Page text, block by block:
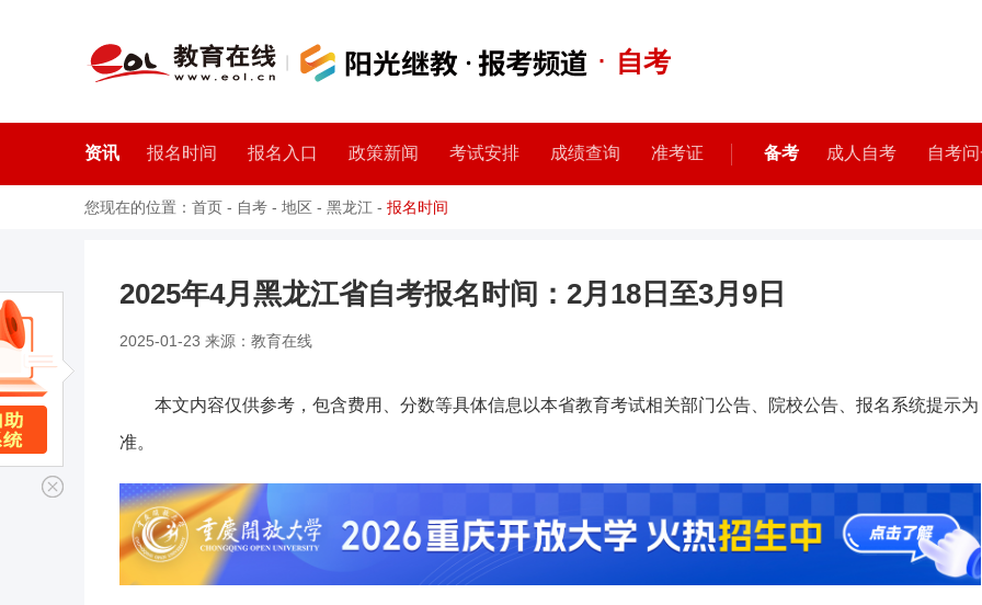
· 自考
资讯 报名时间 报名入口 政策新闻 考试安排 成绩查询 准考证 备考 成人自考 自考
您现在的位置： 首页 - 自考 - 地区 - 黑龙江 - 报名时间
2025年4月黑龙江省自考报名时间：2月18日至3月9日
2025-01-23 来源：教育在线
本文内容仅供参考，包含费用、分数等具体信息以本省教育考试相关部门公告、院校公告、报名系统提示为
准。